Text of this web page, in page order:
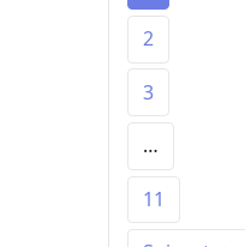
2
3
…
11